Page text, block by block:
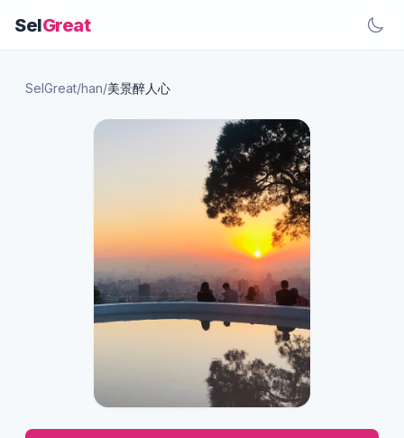
SelGreat
SelGreat/han/美景醉人心